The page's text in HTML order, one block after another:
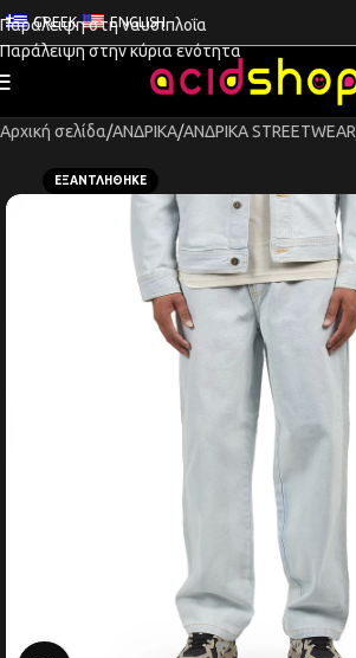
Παράλειψη στη ναυσιπλοΐα
Παράλειψη στην κύρια ενότητα
GREEK ENGLISH
Αρχική σελίδα ΑΝΔΡΙΚΑ ΑΝΔΡΙΚΑ STREETWEAR
ΕΞΑΝΤΛΉΘΗΚΕ